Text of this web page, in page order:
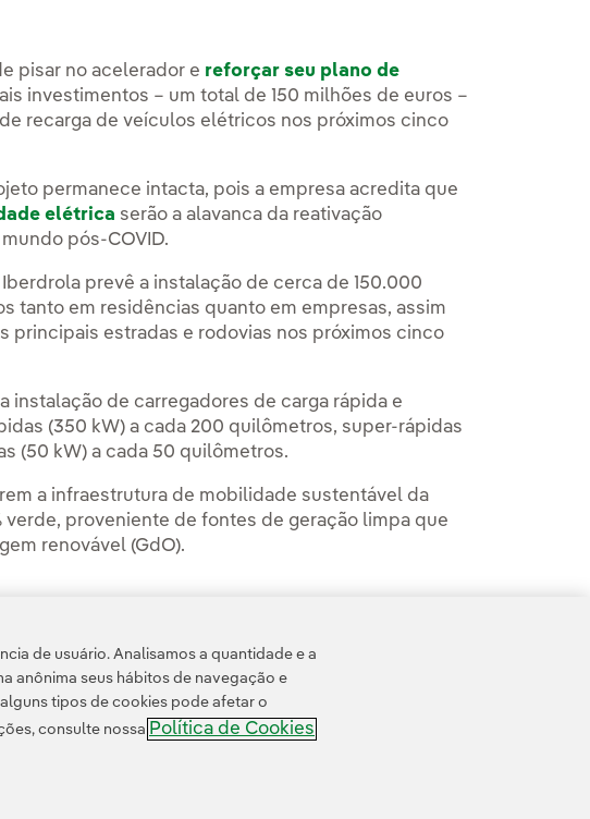
pisar no acelerador e reforçar seu plano de
investimentos – um total de 150 milhões de euros –
recarga de veículos elétricos nos próximos cinco
permanece intacta, pois a empresa acredita que
elétrica serão a alavanca da reativação
pós-COVID.
prevê a instalação de cerca de 150.000
tanto em residências quanto em empresas, assim
principais estradas e rodovias nos próximos cinco
instalação de carregadores de carga rápida e
(350 kW) a cada 200 quilômetros, super-rápidas
(50 kW) a cada 50 quilômetros.
a infraestrutura de mobilidade sustentável da
verde, proveniente de fontes de geração limpa que
renovável (GdO).
de usuário. Analisamos a quantidade e a
anônima seus hábitos de navegação e
tipos de cookies pode afetar o
consulte nossa Política de Cookies